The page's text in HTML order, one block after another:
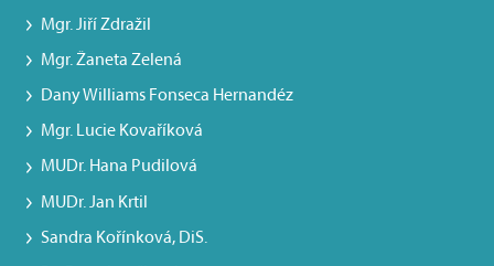
Mgr. Jiří Zdražil
Mgr. Žaneta Zelená
Dany Williams Fonseca Hernandéz
Mgr. Lucie Kovaříková
MUDr. Hana Pudilová
MUDr. Jan Krtil
Sandra Kořínková, DiS.